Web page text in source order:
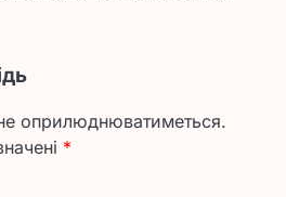
оприлюднюватиметься.
*